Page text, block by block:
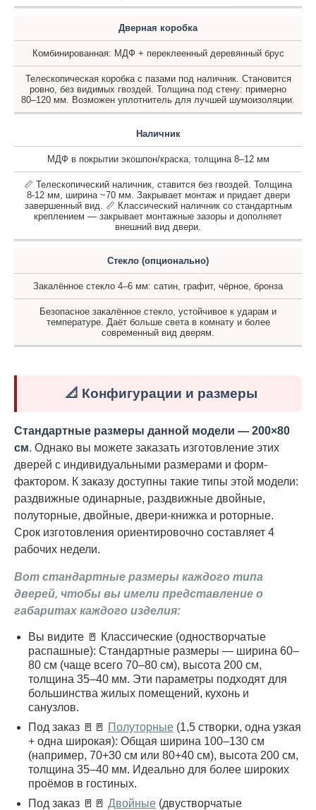
Дверная коробка
Комбинированная: МДФ + переклеенный деревянный брус
Телескопическая коробка с пазами под наличник. Становится
ровно, без видимых гвоздей. Толщина под стену: примерно
80–120 мм. Возможен уплотнитель для лучшей шумоизоляции.
Наличник
МДФ в покрытии экошпон/краска, толщина 8–12 мм
📏 Телескопический наличник, ставится без гвоздей. Толщина
8-12 мм, ширина ~70 мм. Закрывает монтаж и придает двери
завершенный вид. 📏 Классический наличник со стандартным
креплением — закрывает монтажные зазоры и дополняет
внешний вид двери.
Стекло (опционально)
Закалённое стекло 4–6 мм: сатин, графит, чёрное, бронза
Безопасное закалённое стекло, устойчивое к ударам и
температуре. Даёт больше света в комнату и более
современный вид дверям.
📐 Конфигурации и размеры
Стандартные размеры данной модели — 200×80
см. Однако вы можете заказать изготовление этих
дверей с индивидуальными размерами и форм-
фактором. К заказу доступны такие типы этой модели:
раздвижные одинарные, раздвижные двойные,
полуторные, двойные, двери-книжка и роторные.
Срок изготовления ориентировочно составляет 4
рабочих недели.
Вот стандартные размеры каждого типа
дверей, чтобы вы имели представление о
габаритах каждого изделия:
Вы видите 🚪 Классические (одностворчатые
распашные): Стандартные размеры — ширина 60–
80 см (чаще всего 70–80 см), высота 200 см,
толщина 35–40 мм. Эти параметры подходят для
большинства жилых помещений, кухонь и
санузлов.
Под заказ 🚪🚪 Полуторные (1,5 створки, одна узкая
+ одна широкая): Общая ширина 100–130 см
(например, 70+30 см или 80+40 см), высота 200 см,
толщина 35–40 мм. Идеально для более широких
проёмов в гостиных.
Под заказ 🚪🚪 Двойные (двустворчатые